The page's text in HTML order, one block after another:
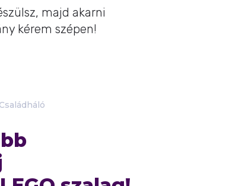
majd akarni
kérem szépen!
Családháló